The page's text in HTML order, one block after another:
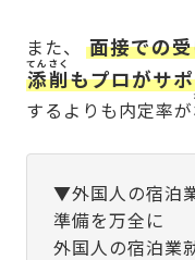
また、
面接での
添削
てんさく
もプロがサ
するよりも内定率が
▼外国人の宿泊
準備を万全に
外国人の宿泊業